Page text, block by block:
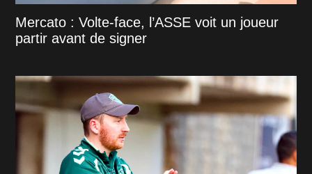
Mercato : Volte-face, l’ASSE voit un joueur
partir avant de signer